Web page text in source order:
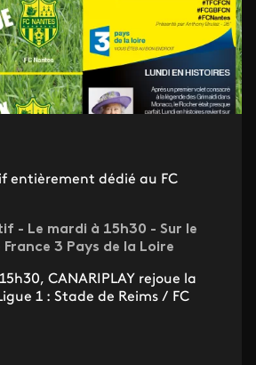
entièrement dédié au FC
- Le mardi à 15h30 - Sur le
3 Pays de la Loire
CANARIPLAY rejoue la
1 : Stade de Reims / FC